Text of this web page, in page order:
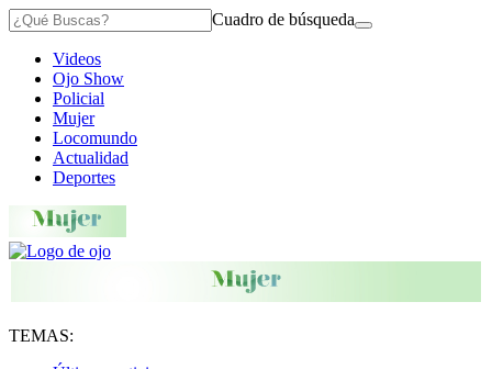
Cuadro de búsqueda
Videos
Ojo Show
Policial
Mujer
Locomundo
Actualidad
Deportes
TEMAS: